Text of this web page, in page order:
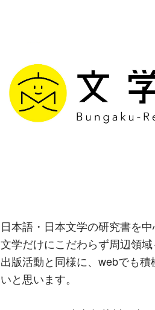
日本語・日本文学の研究書を
文学だけにこだわらず周辺領
出版活動と同様に、webでも
いと思います。